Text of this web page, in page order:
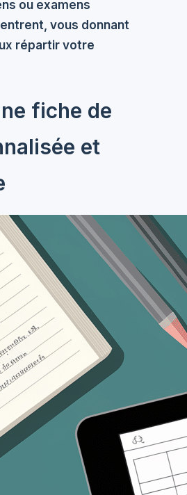
ou examens
vous donnant
répartir votre
fiche de
et